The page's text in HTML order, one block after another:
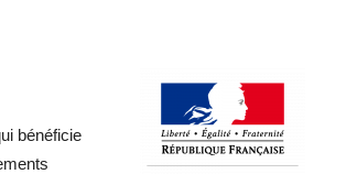
bénéficie